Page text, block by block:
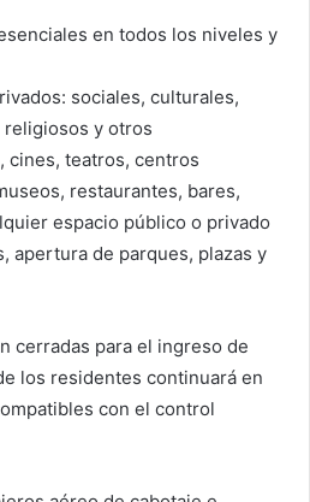
en todos los niveles y
sociales, culturales,
y otros
cines, teatros, centros
restaurantes, bares,
espacio público o privado
apertura de parques, plazas y
cerradas para el ingreso de
los residentes continuará en
con el control